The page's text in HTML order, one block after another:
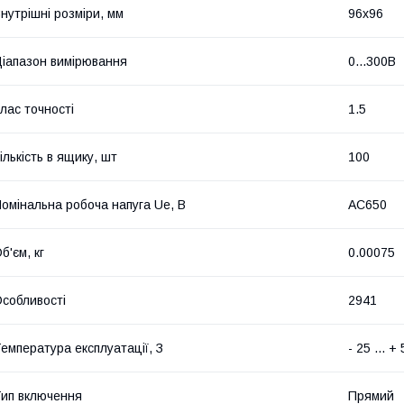
розміри, мм 96х96
вимірювання 0...300В
точності 1.5
в ящику, шт 100
робоча напуга Ue, В AC650
кг 0.00075
2941
експлуатації, З - 25 ... +
включення Прямий